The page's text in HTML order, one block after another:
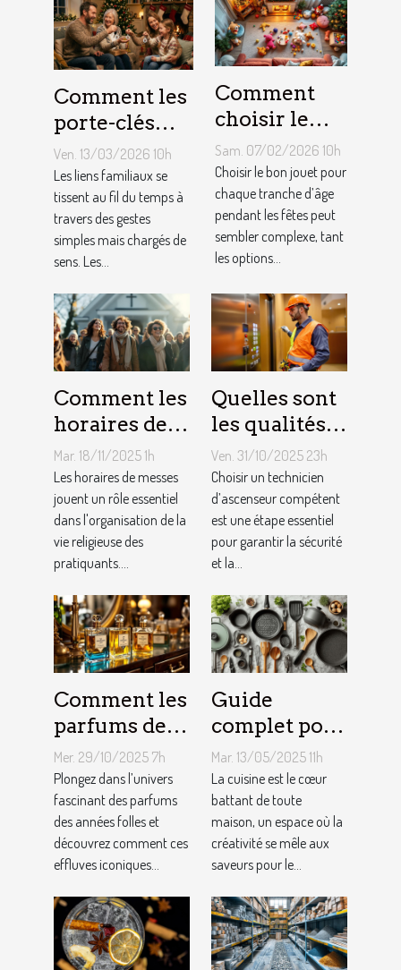
Comment les
porte-clés
personnalisés
peuvent
renforcer les
liens
familiaux ?
Ven. 13/03/2026 10h
Les liens familiaux se
tissent au fil du temps à
travers des gestes
simples mais chargés de
sens. Les...
Comment
choisir le
jouet idéal
pour chaque
âge lors des
fêtes ?
Sam. 07/02/2026 10h
Choisir le bon jouet pour
chaque tranche d’âge
pendant les fêtes peut
sembler complexe, tant
les options...
Comment les
horaires de
messes
facilitent la
vie des
pratiquants ?
Mar. 18/11/2025 1h
Les horaires de messes
jouent un rôle essentiel
dans l'organisation de la
vie religieuse des
pratiquants....
Quelles sont
les qualités à
rechercher
chez un
technicien
d’ascenseur ?
Ven. 31/10/2025 23h
Choisir un technicien
d’ascenseur compétent
est une étape essentiel
pour garantir la sécurité
et la...
Comment les
parfums des
années folles
influencent-
ils la mode
moderne ?
Mer. 29/10/2025 7h
Plongez dans l’univers
fascinant des parfums
des années folles et
découvrez comment ces
effluves iconiques...
Guide
complet pour
choisir le
meilleur
équipement
de cuisine
Mar. 13/05/2025 11h
La cuisine est le cœur
battant de toute
maison, un espace où la
créativité se mêle aux
saveurs pour le...